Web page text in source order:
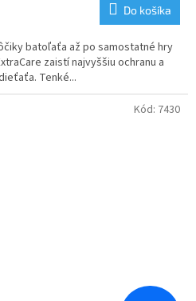
Do košíka
batoľaťa až po samostatné hry
zaistí najvyššiu ochranu a
Tenké...
Kód: 7430